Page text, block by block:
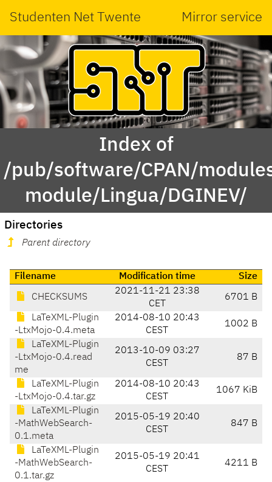
Studenten Net Twente Mirror service
Index of
/pub/software/CPAN/
module/Lingua/DGINEV/
Directories
Parent directory
Filename Modification time Size
CHECKSUMS
2021-11-21 23:38
CET
6701 B
LaTeXML-Plugin
-LtxMojo-0.4.meta
2014-08-10 20:43
CEST
1002 B
LaTeXML-Plugin
-LtxMojo-0.4.read
me
2013-10-09 03:27
CEST
87 B
LaTeXML-Plugin
-LtxMojo-0.4.tar.gz
2014-08-10 20:43
CEST
1067 KiB
LaTeXML-Plugin
-MathWebSearch-
0.1.meta
2015-05-19 20:40
CEST
847 B
LaTeXML-Plugin
-MathWebSearch-
0.1.tar.gz
2015-05-19 20:41
CEST
4211 B